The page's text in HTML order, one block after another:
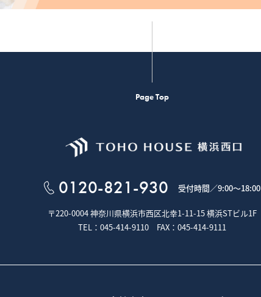
Page Top
0120-821-930 受付時間／9:00～18:00
〒220-0004 神奈川県横浜市西区北幸1-11-15横浜STビル1F
TEL：045-414-9110 FAX：045-414-9111